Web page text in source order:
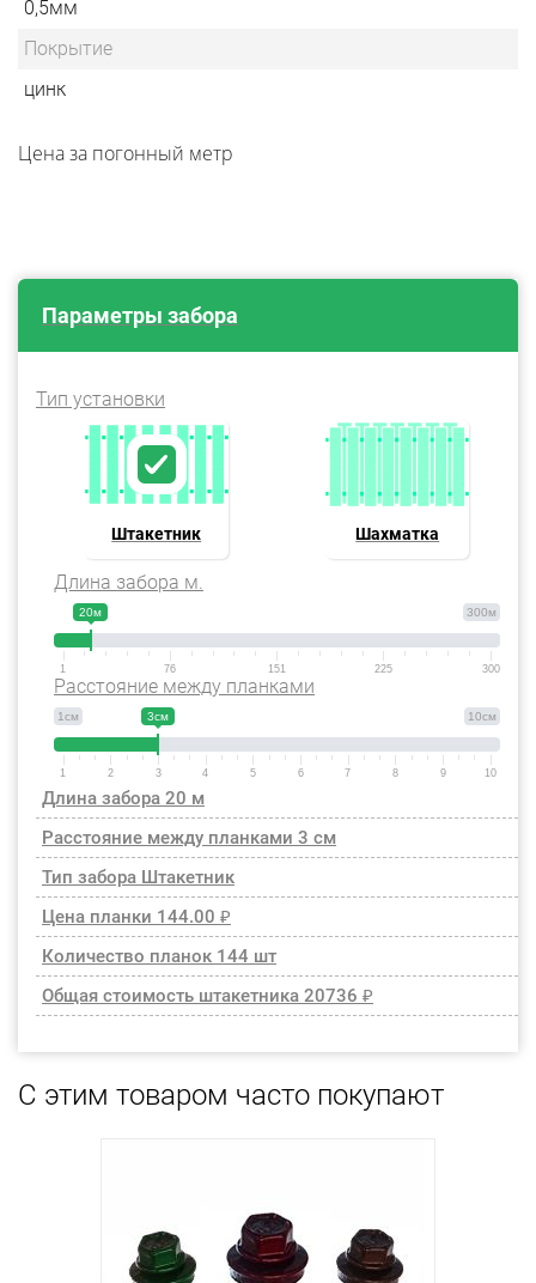
0,5мм
Покрытие
цинк
Цена за погонный метр
Параметры забора
Тип установки
Штакетник Шахматка
Длина забора м.
300м
20м
1 76 151 225 300
Расстояние между планками
1см 10см
3см
1 2 3 4 5 6 7 8 9 10
Длина забора 20 м
Расстояние между планками 3 см
Тип забора Штакетник
Цена планки 144.00 ₽
Количество планок 144 шт
Общая стоимость штакетника 20736 ₽
С этим товаром часто покупают